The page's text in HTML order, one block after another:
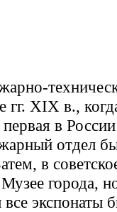
гг. XIX в.,
в
отдел
в
города,
экспонаты